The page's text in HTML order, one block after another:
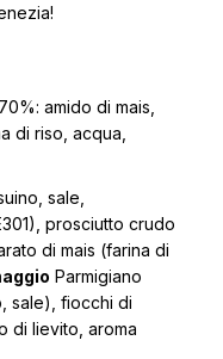
amido di mais,
di riso, acqua,
sale,
prosciutto crudo
di mais (farina di
Parmigiano
sale), fiocchi di
di lievito, aroma